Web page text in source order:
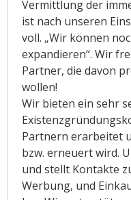
Vermittlung der
ist nach unseren
voll. „Wir können
expandieren“. Wir
Partner, die davon
wollen!
Wir bieten ein sehr
Partnern erarbeitet
bzw. erneuert wird.
und stellt Kontakte
Werbung, und